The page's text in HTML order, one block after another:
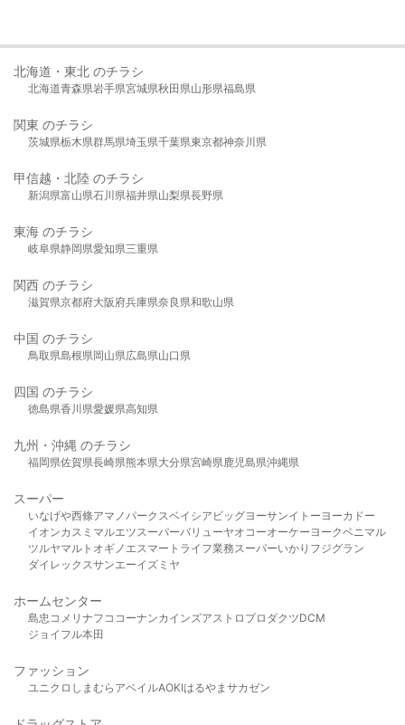
北海道・東北 のチラシ
北海道青森県岩手県宮城県秋田県山形県福島県
関東 のチラシ
茨城県栃木県群馬県埼玉県千葉県東京都神奈川県
甲信越・北陸 のチラシ
新潟県富山県石川県福井県山梨県長野県
東海 のチラシ
岐阜県静岡県愛知県三重県
関西 のチラシ
滋賀県京都府大阪府兵庫県奈良県和歌山県
中国 のチラシ
鳥取県島根県岡山県広島県山口県
四国 のチラシ
徳島県香川県愛媛県高知県
九州・沖縄 のチラシ
福岡県佐賀県長崎県熊本県大分県宮崎県鹿児島県沖縄県
スーパー
いなげや西條アマノパークスベイシア ビッグヨーサンイトーヨーカドー
イオンカスミ マルエツスーパーバリューヤオコーオーケー ヨークベニマル
ツルヤマルト オギノ エスマート ライフ業務スーパーいかり フジグラン
ダイレックスサンエーイズミヤ
ホームセンター
島忠 コメリ ナフコ コーナンカインズアストロプロダクツDCM
ジョイフル本田
ファッション
ユニクロ しまむら アベイルAOKIはるやま サカゼン